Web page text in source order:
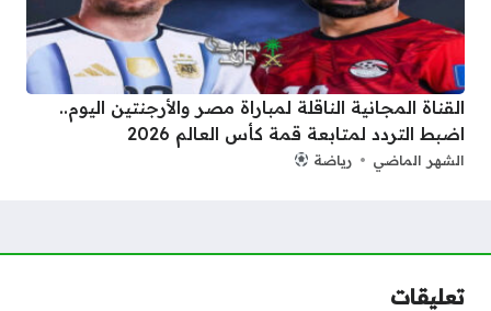
القناة المجانية الناقلة لمباراة مصر والأرجنتين اليوم..
اضبط التردد لمتابعة قمة كأس العالم 2026
الشهر الماضي رياضة
تعليقات